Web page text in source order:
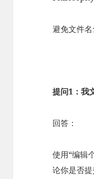
避免文件
提问1：我
回答：
使用“编辑
论你是否提